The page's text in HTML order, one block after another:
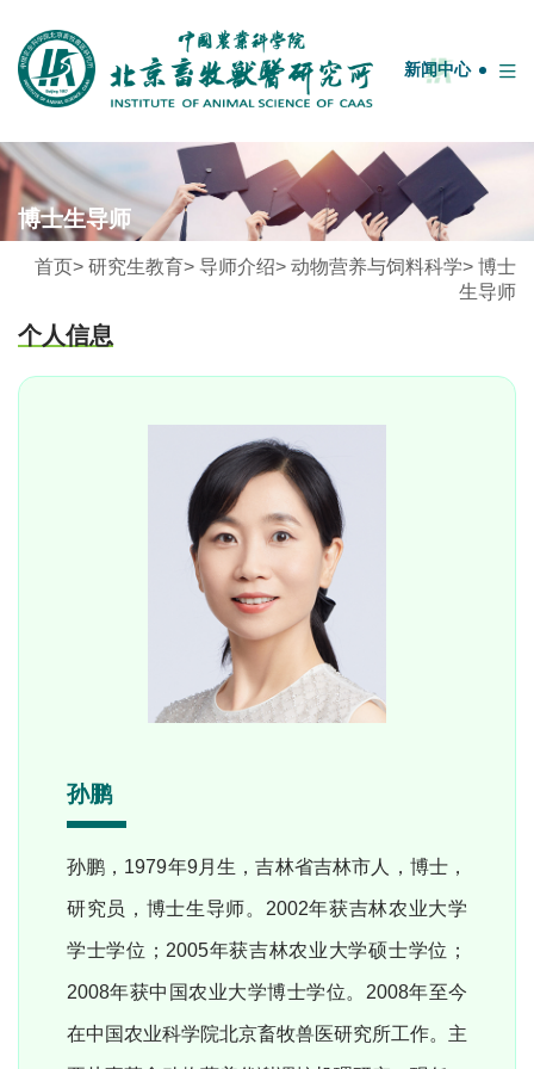
首页
牧医概况
学科团队
人才队伍
科研平台
新闻中心
博士生导师
首页> 研究生教育> 导师介绍> 动物营养与饲料科学> 博士
生导师
个人信息
孙鹏
孙鹏，1979年9月生，吉林省吉林市人，博士，
研究员，博士生导师。2002年获吉林农业大学
学士学位；2005年获吉林农业大学硕士学位；
2008年获中国农业大学博士学位。2008年至今
在中国农业科学院北京畜牧兽医研究所工作。主